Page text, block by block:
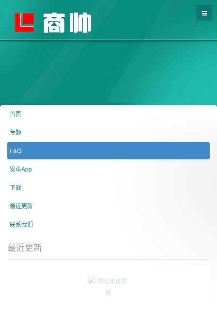
首页
专题
F&Q
安卓App
下载
最近更新
联系我们
最近更新